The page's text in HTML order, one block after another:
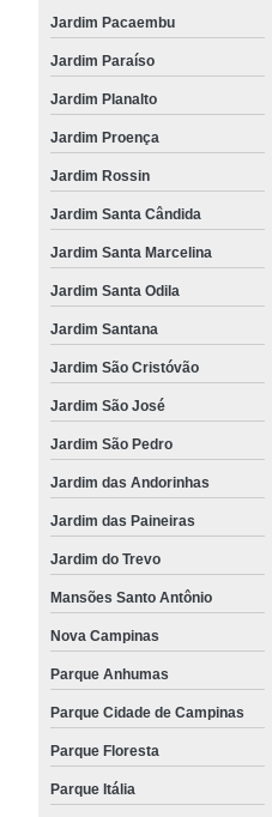
Jardim Pacaembu
Jardim Paraíso
Jardim Planalto
Jardim Proença
Jardim Rossin
Jardim Santa Cândida
Jardim Santa Marcelina
Jardim Santa Odila
Jardim Santana
Jardim São Cristóvão
Jardim São José
Jardim São Pedro
Jardim das Andorinhas
Jardim das Paineiras
Jardim do Trevo
Mansões Santo Antônio
Nova Campinas
Parque Anhumas
Parque Cidade de Campinas
Parque Floresta
Parque Itália